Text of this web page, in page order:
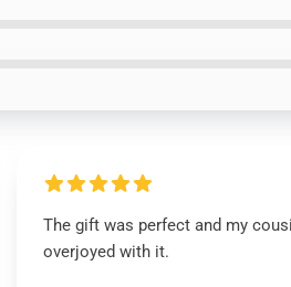
The gift was perfect and my
overjoyed with it.